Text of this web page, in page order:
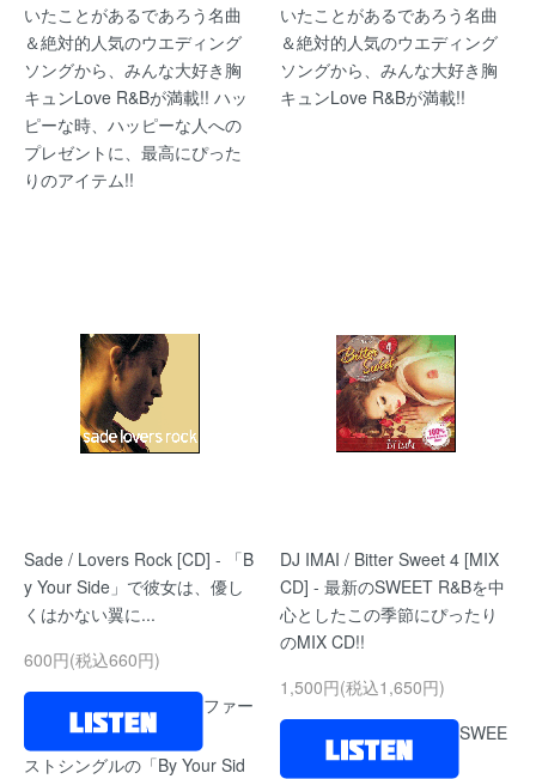
いたことがあるであろう名曲
＆絶対的人気のウエディング
ソングから、みんな大好き胸
キュンLove R&Bが満載!! ハッ
ピーな時、ハッピーな人への
プレゼントに、最高にぴった
りのアイテム!!
いたことがあるであろう名曲
＆絶対的人気のウエディング
ソングから、みんな大好き胸
キュンLove R&Bが満載!!
Sade / Lovers Rock [CD] - 「B
y Your Side」で彼女は、優し
くはかない翼に...
600円(税込660円)
ファー
ストシングルの「By Your Sid
DJ IMAI / Bitter Sweet 4 [MIX
CD] - 最新のSWEET R&Bを中
心としたこの季節にぴったり
のMIX CD!!
1,500円(税込1,650円)
SWEE